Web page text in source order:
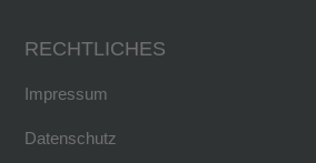
RECHTLICHES
Impressum
Datenschutz